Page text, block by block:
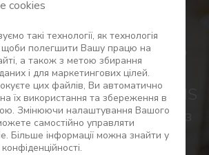
- це комплексний,
пакет програмного
призначений для
сховищ газу. SMS
процеси, пов'язані з
роботою сховища.
cookies
такі технології, як технологія
щоби полегшити Вашу працю на
а також з метою збирання
і для маркетингових цілей.
цих файлів, Ви автоматично
їх використання та збереження в
Змінюючи налаштування Вашого
самостійно управляти
Більше інформації можна знайти у